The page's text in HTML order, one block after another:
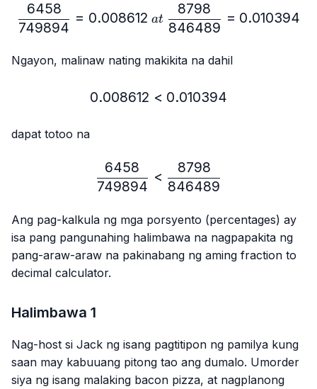
749894
6458
= 0.008612 at 846489
8798
= 0.010394
Ngayon, malinaw nating makikita na dahil
0.008612 < 0.010394
0.008612 < 0.010394
dapat totoo na
\frac{6458}{749894} <
749894
6458
<
846489
8798
Ang pag-kalkula ng mga porsyento (percentages) ay
isa pang pangunahing halimbawa na nagpapakita ng
pang-araw-araw na pakinabang ng aming fraction to
decimal calculator.
Halimbawa 1
Nag-host si Jack ng isang pagtitipon ng pamilya kung
saan may kabuuang pitong tao ang dumalo. Umorder
siya ng isang malaking bacon pizza, at nagplanong